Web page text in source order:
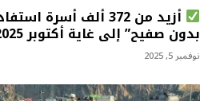
أزيد من 372 ألف
بدون صفيح” إلى غاية أكتوبر 2025
نوفمبر 5, 2025